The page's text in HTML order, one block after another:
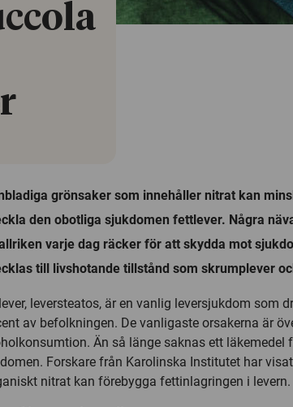
grönsaker som innehåller nitrat kan
den obotliga sjukdomen fettlever. Några
varje dag räcker för att skydda mot
till livshotande tillstånd som skrumplever
leversteatos, är en vanlig leversjukdom som
av befolkningen. De vanligaste orsakerna är
Än så länge saknas ett läkemedel
Forskare från Karolinska Institutet har
nitrat kan förebygga fettinlagringen i levern.